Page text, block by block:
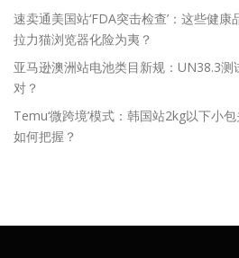
速卖通美国站‘FDA突击检查’：这些健
拉力猫浏览器化险为夷？
亚马逊澳洲站电池类目新规：UN38.3
对？
Temu‘微跨境’模式：韩国站2kg以下小
如何把握？